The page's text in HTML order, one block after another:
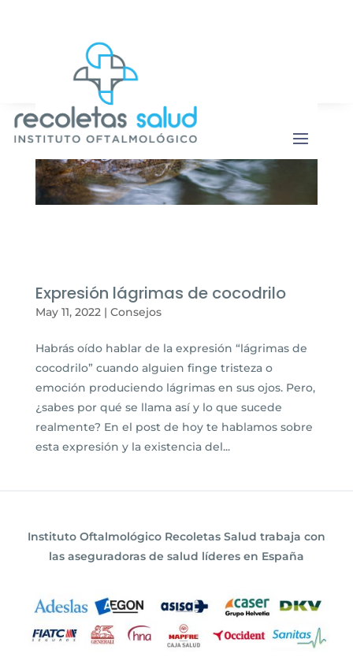
Expresión lágrimas de cocodrilo
May 11, 2022 | Consejos
Habrás oído hablar de la expresión “lágrimas de
cocodrilo” cuando alguien finge tristeza o
emoción produciendo lágrimas en sus ojos. Pero,
¿sabes por qué se llama así y lo que sucede
realmente? En el post de hoy te hablamos sobre
esta expresión y la existencia del...
Instituto Oftalmológico Recoletas Salud trabaja con
las aseguradoras de salud líderes en España